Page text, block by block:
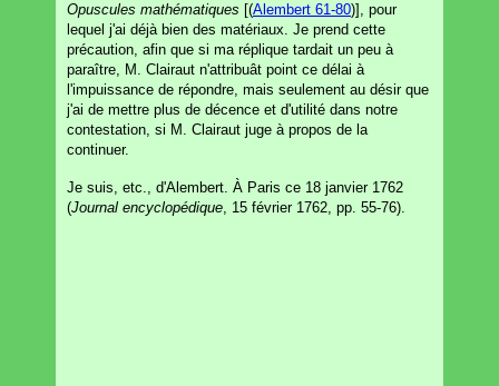
Opuscules mathématiques [(Alembert 61-80)], pour
lequel j'ai déjà bien des matériaux. Je prend cette
précaution, afin que si ma réplique tardait un peu à
paraître, M. Clairaut n'attribuât point ce délai à
l'impuissance de répondre, mais seulement au désir que
j'ai de mettre plus de décence et d'utilité dans notre
contestation, si M. Clairaut juge à propos de la
continuer.
Je suis, etc., d'Alembert. À Paris ce 18 janvier 1762
(Journal encyclopédique, 15 février 1762, pp. 55-76).